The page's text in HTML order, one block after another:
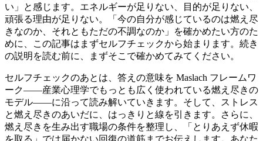
い」と感じます。エネルギーが足りない、目的が足りない、
頑張る理由が足りない。「今の自分が感じているのは燃え尽
きなのか、それともただの不調なのか」を確かめたい方のた
めに、この記事はまずセルフチェックから始まります。続き
の説明を読む前に、まずそこで確かめてみてください。
セルフチェックのあとは、答えの意味を Maslach フレームワ
ーク——産業心理学でもっとも広く使われている燃え尽きの
モデル——に沿って読み解いていきます。そして、ストレス
と燃え尽きのあいだに、はっきりと線を引きます。さらに、
燃え尽きを生み出す職場の条件を整理し、「とりあえず休暇
を取る」では届かない回復の道筋までお伝えします。あなた